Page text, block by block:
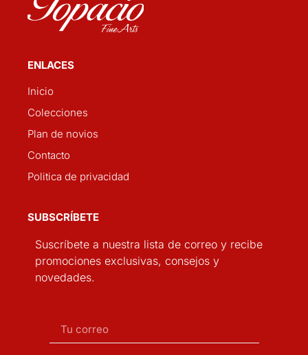
ENLACES
Inicio
Colecciones
Plan de novios
Contacto
Politica de privacidad
SUBSCRÍBETE
Suscríbete a nuestra lista de correo y recibe
promociones exclusivas, consejos y
novedades.